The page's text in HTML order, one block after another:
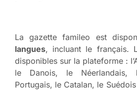
La gazette famileo est
langues, incluant le français.
disponibles sur la plateforme :
le Danois, le Néerlandais,
Portugais, le Catalan, le